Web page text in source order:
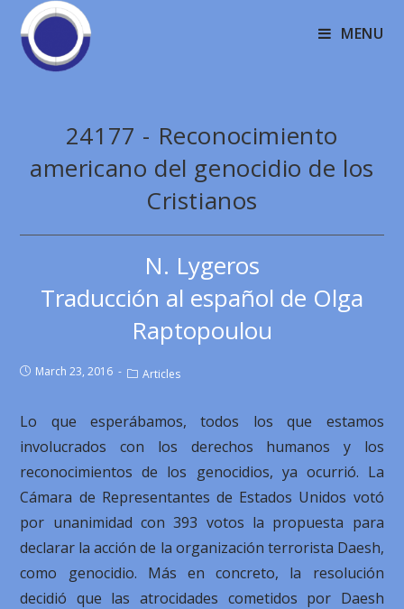
MENU
24177 - Reconocimiento
americano del genocidio de los
Cristianos
N. Lygeros
Traducción al español de Olga
Raptopoulou
March 23, 2016 Articles
Lo que esperábamos, todos los que estamos
involucrados con los derechos humanos y los
reconocimientos de los genocidios, ya ocurrió. La
Cámara de Representantes de Estados Unidos votó
por unanimidad con 393 votos la propuesta para
declarar la acción de la organización terrorista Daesh,
como genocidio. Más en concreto, la resolución
decidió que las atrocidades cometidos por Daesh